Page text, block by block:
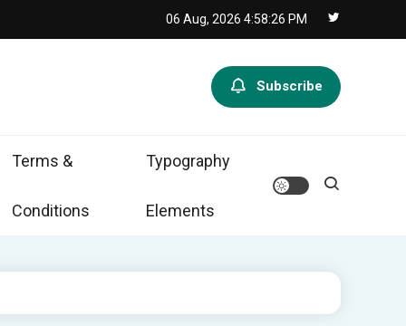
06 Aug, 2026 4:58:27 PM
Subscribe
Terms &
Conditions
Typography
Elements